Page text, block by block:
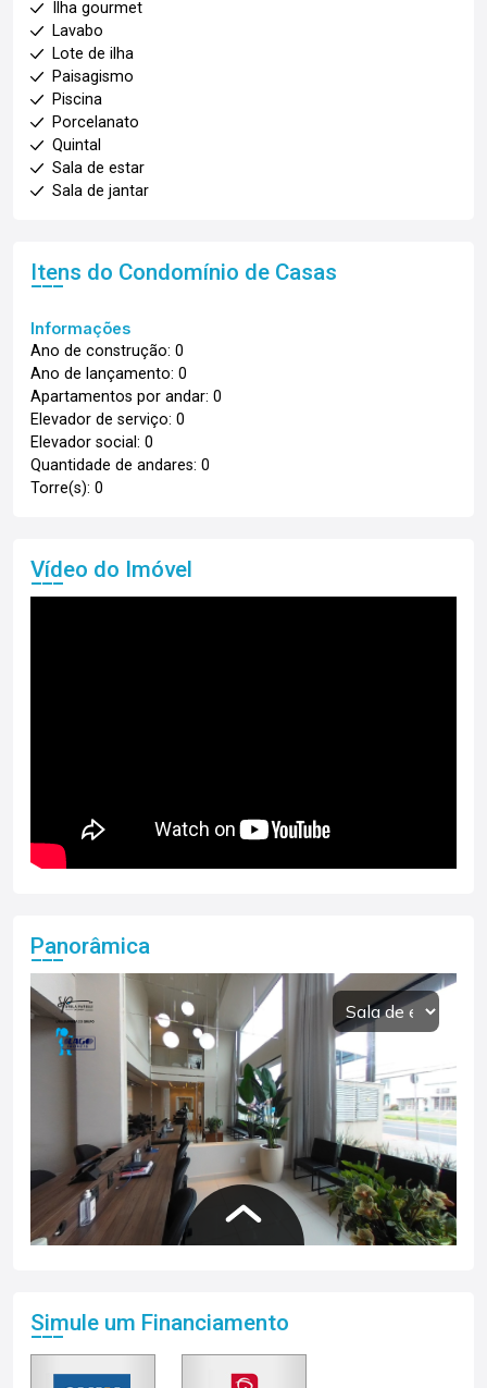
Ilha gourmet
Lavabo
Lote de ilha
Paisagismo
Piscina
Porcelanato
Quintal
Sala de estar
Sala de jantar
Itens do Condomínio de Casas
Informações
Ano de construção: 0
Ano de lançamento: 0
Apartamentos por andar: 0
Elevador de serviço: 0
Elevador social: 0
Quantidade de andares: 0
Torre(s): 0
Vídeo do Imóvel
Panorâmica
Simule um Financiamento